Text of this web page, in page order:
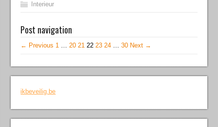
Interieur
Post navigation
← Previous 1 … 20 21 22 23 24 … 30 Next →
ikbeveilig.be